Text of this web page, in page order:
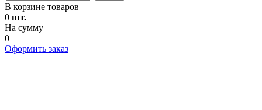
В корзине товаров
0 шт.
На сумму
0
Оформить заказ